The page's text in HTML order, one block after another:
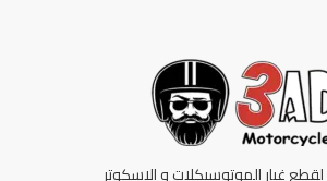
غيار الموتوسيكلات و الاسكوتر